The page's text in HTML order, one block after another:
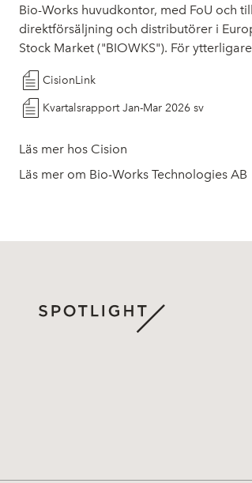
Bio-Works huvudkontor, med FoU och
direktförsäljning och distributörer i
Stock Market ("BIOWKS"). För
CisionLink
Kvartalsrapport Jan-Mar 2026 sv
Läs mer hos Cision
Läs mer om Bio-Works Technologies AB